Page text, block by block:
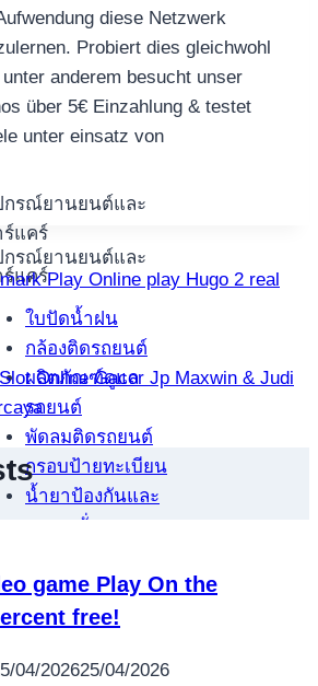
กรณ์ยานยนต์และ
ร์แคร์
กรณ์ยานยนต์และ
ร์แคร์
ใบปัดน้ำฝน
กล้องติดรถยนต์
ผลิตภัณฑ์ดูแล
รถยนต์
พัดลมติดรถยนต์
กรอบป้ายทะเบียน
น้ำยาป้องกันและ
อุดยางรั่ว
เครื่องปั้มลมยาง
น้ำหอมติดรถยนต์
รถยนต์
diese Netzwerk
Probiert dies gleichwohl
anderem besucht unser
über 5€ Einzahlung & testet
unter einsatz von
Play Online play Hugo 2 real
Online Gacor Jp Maxwin & Judi
game Play On the
free!
04/202625/04/2026